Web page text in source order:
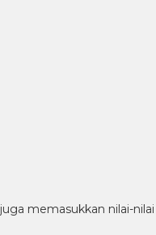
memasukkan nilai-